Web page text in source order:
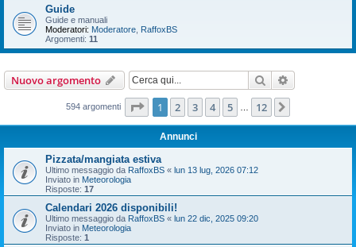
Guide
Guide e manuali
Moderatori: Moderatore RaffoxBS
Argomenti: 11
Nuovo argomento Cerca
594 argomenti Pagina di 12
1 2 3 4 5 12
Annunci
Pizzata/mangiata estiva
Ultimo messaggio da RaffoxBS « lun 13 lug, 2026 07:12
Inviato in Meteorologia
Risposte: 17
Calendari 2026 disponibili!
Ultimo messaggio da RaffoxBS « lun 22 dic, 2025 09:20
Inviato in Meteorologia
Risposte: 1